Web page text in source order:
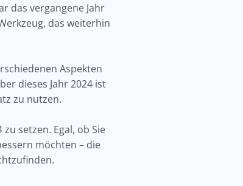
das vergangene Jahr
das weiterhin
Aspekten
dieses Jahr 2024 ist
zu nutzen.
setzen. Egal, ob Sie
möchten – die